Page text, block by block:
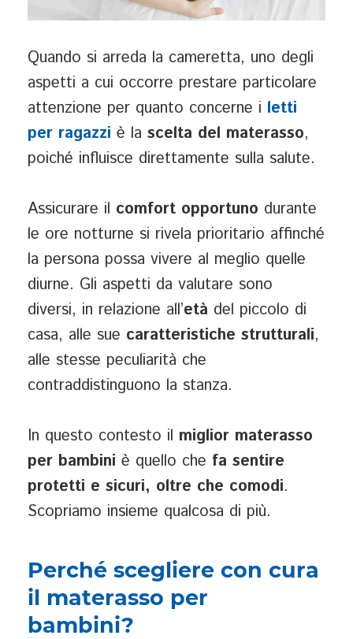
Quando si arreda la cameretta, uno degli
aspetti a cui occorre prestare particolare
attenzione per quanto concerne i letti
per ragazzi è la scelta del materasso,
poiché influisce direttamente sulla salute.
Assicurare il comfort opportuno durante
le ore notturne si rivela prioritario affinché
la persona possa vivere al meglio quelle
diurne. Gli aspetti da valutare sono
diversi, in relazione all’età del piccolo di
casa, alle sue caratteristiche strutturali,
alle stesse peculiarità che
contraddistinguono la stanza.
In questo contesto il miglior materasso
per bambini è quello che fa sentire
protetti e sicuri, oltre che comodi.
Scopriamo insieme qualcosa di più.
Perché scegliere con cura
il materasso per
bambini?